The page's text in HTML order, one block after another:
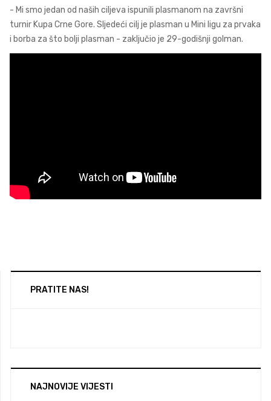
- Mi smo jedan od naših ciljeva ispunili plasmanom na završni
turnir Kupa Crne Gore. Sljedeći cilj je plasman u Mini ligu za prvaka
i borba za što bolji plasman - zaključio je 29-godišnji golman.
PRATITE NAS!
NAJNOVIJE VIJESTI